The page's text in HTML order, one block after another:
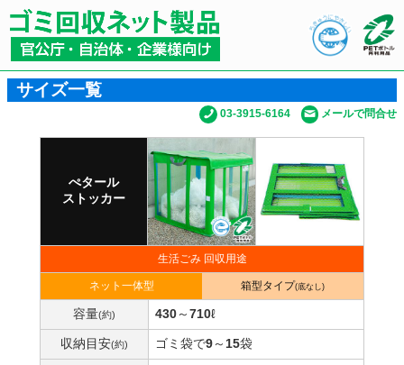
サイズ一覧
03-3915-6164 メールで問合せ
ぺタール
ストッカー
生活ごみ 回収用途
ネット一体型 箱型タイプ(底なし)
容量(約) 430～710ℓ
収納目安(約) ゴミ袋で9～ 15袋